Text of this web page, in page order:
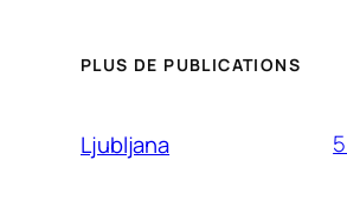
PLUS DE PUBLICATIONS
Ljubljana